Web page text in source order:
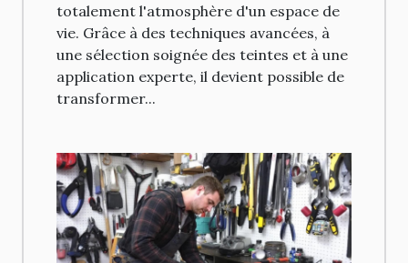
totalement l'atmosphère d'un espace de
vie. Grâce à des techniques avancées, à
une sélection soignée des teintes et à une
application experte, il devient possible de
transformer...